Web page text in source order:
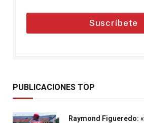
Suscríbete
PUBLICACIONES TOP
Raymond Figueredo: